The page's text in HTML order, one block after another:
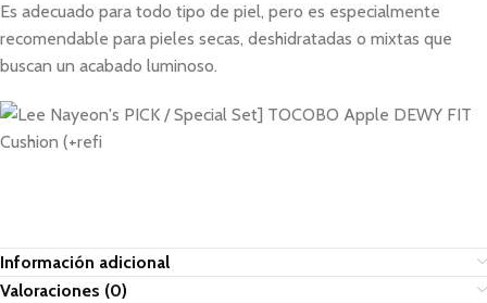
Es adecuado para todo tipo de piel, pero es especialmente
recomendable para pieles secas, deshidratadas o mixtas que
buscan un acabado luminoso.
Información adicional
Valoraciones (0)